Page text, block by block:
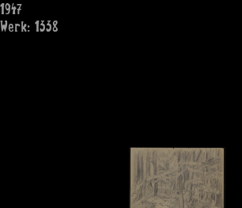
1947
Werk: 1338